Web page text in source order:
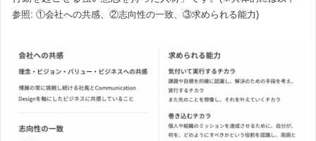
参照: ①会社への共感、②志向性の一致、③求められる能力)